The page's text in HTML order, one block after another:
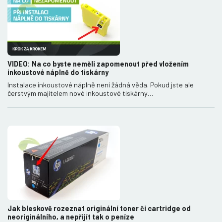
VIDEO: Na co byste neměli zapomenout před vložením
inkoustové náplně do tiskárny
Instalace inkoustové náplně není žádná věda. Pokud jste ale
čerstvým majitelem nové inkoustové tiskárny…
Jak bleskově rozeznat originální toner či cartridge od
neoriginálního, a nepřijít tak o peníze